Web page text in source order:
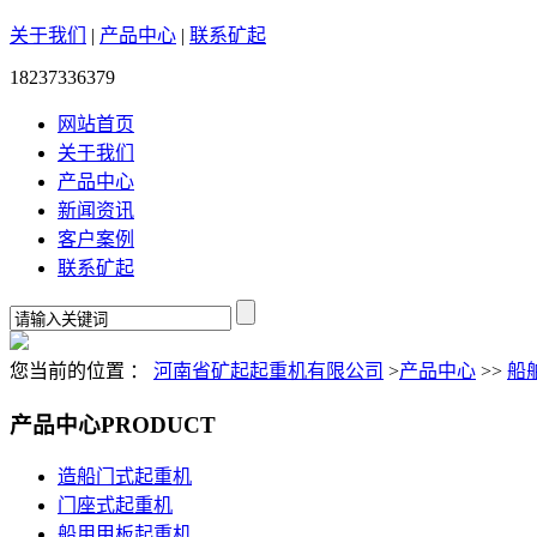
关于我们 | 产品中心 | 联系矿起
18237336379
网站首页
关于我们
产品中心
新闻资讯
客户案例
联系矿起
您当前的位置 ： 河南省矿起起重机有限公司 >产品中心 >> 船
产品中心PRODUCT
造船门式起重机
门座式起重机